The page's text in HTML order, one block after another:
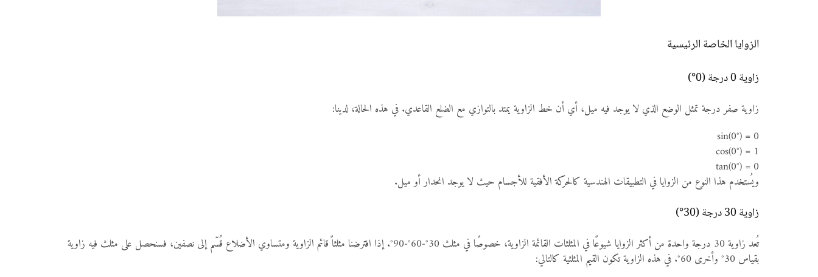
الزوايا الخاصة الرئيسية
زاوية 0 درجة (0°)
زاوية صفر درجة تمثل الوضع الذي لا يوجد فيه ميل، أي أن خط الزاوية يمتد بالتوازي مع الضلع القاعدي. في هذه الحالة، لدينا:
sin(0°) = 0
cos(0°) = 1
tan(0°) = 0
ويُستخدم هذا النوع من الزوايا في التطبيقات الهندسية كالحركة الأفقية للأجسام حيث لا يوجد انحدار أو ميل.
زاوية 30 درجة (30°)
تُعد زاوية 30 درجة واحدة من أكثر الزوايا شيوعًا في المثلثات القائمة الزاوية، خصوصًا في مثلث 30°-60°-90°. إذا افترضنا مثلثاً قائم الزاوية ومتساوي الأضلاع قُسّم إلى نصفين، فسنحصل على مثلث فيه زاوية
بقياس 30° وأخرى 60°. في هذه الزاوية تكون القيم المثلثية كالتالي: